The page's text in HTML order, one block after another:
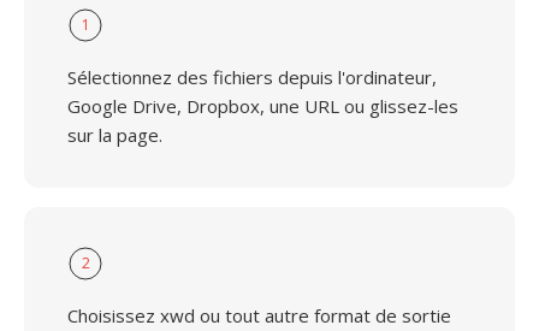
1
Sélectionnez des fichiers depuis l'ordinateur,
Google Drive, Dropbox, une URL ou glissez-les
sur la page.
2
Choisissez xwd ou tout autre format de sortie